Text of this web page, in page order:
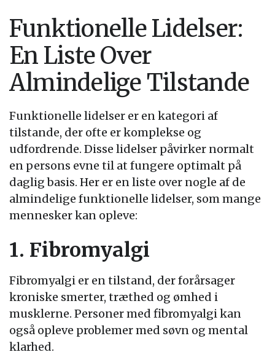
Funktionelle Lidelser:
En Liste Over
Almindelige Tilstande
Funktionelle lidelser er en kategori af
tilstande, der ofte er komplekse og
udfordrende. Disse lidelser påvirker normalt
en persons evne til at fungere optimalt på
daglig basis. Her er en liste over nogle af de
almindelige funktionelle lidelser, som mange
mennesker kan opleve:
1. Fibromyalgi
Fibromyalgi er en tilstand, der forårsager
kroniske smerter, træthed og ømhed i
musklerne. Personer med fibromyalgi kan
også opleve problemer med søvn og mental
klarhed.